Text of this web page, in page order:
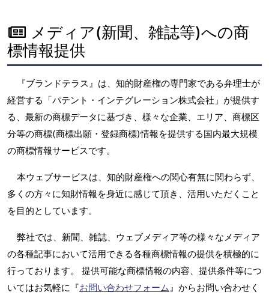
メディア(新聞、雑誌等)への商
標情報提供
『ブランドテラス』は、知的財産権の専門家である弁理士が
経営する「パテント・インテグレーション株式会社」が提供す
る、最新の商標データに基づき、様々な企業、エリア、商標区
分等の商標(商標出願・登録商標)情報を提供する国内最大規模
の商標情報サービスです。
本ウェブサービスは、知的財産権への関心有無に関わらず、
多くの方々に知財情報を身近に感じて頂き、活用いただくこと
を目的としています。
弊社では、新聞、雑誌、ウェブメディア等の様々なメディア
の各種記事において活用できる各種商標情報の提供を積極的に
行っております。 提供可能な商標情報の内容、提供条件等につ
いてはお気軽に『お問い合わせフォーム 』からお問い合わせく